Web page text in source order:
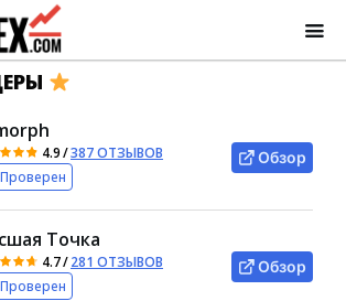
4.9/387 ОТЗЫВОВ
Проверен
Обзор
Точка
4.7/281 ОТЗЫВОВ
Проверен
Обзор